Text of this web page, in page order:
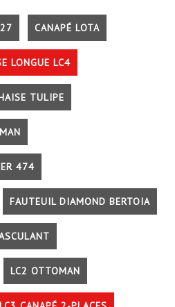
CANAPÉ LOTA
LONGUE LC4
TULIPE
474
FAUTEUIL DIAMOND BERTOIA
LC2 OTTOMAN